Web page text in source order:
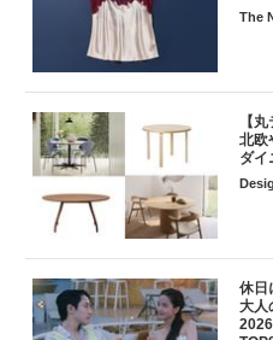
The
【
北欧
ダイ
休日
大人